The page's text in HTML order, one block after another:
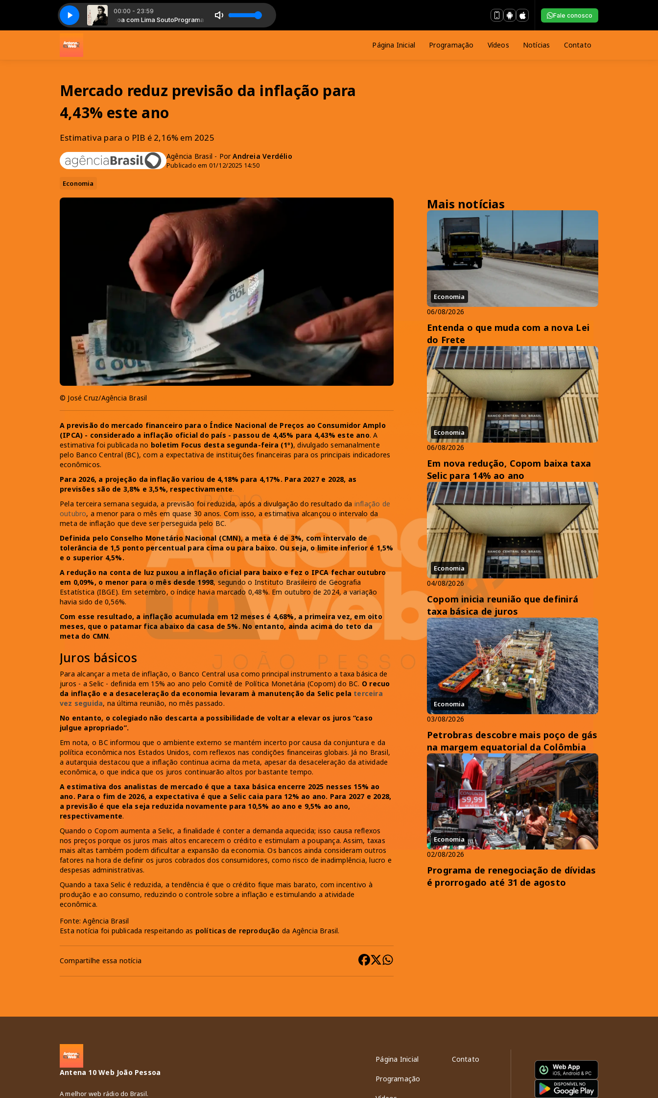
00:00 - 23:59
Antena 10 João Pessoa com Lima SoutoProgramação Antena 10 João Pessoa com Lima Souto
John Mayer - Heartbreak WarfareJohn Mayer - Heartbreak Warfare
Fale conosco
Página Inicial Programação Vídeos Notícias Contato
Mercado reduz previsão da inflação para
4,43% este ano
Estimativa para o PIB é 2,16% em 2025
Agência Brasil - PorAndreia Verdélio
Publicado em 01/12/2025 14:50
Economia
© José Cruz/Agência Brasil
A previsão do mercado financeiro para o Índice Nacional de Preços ao Consumidor Amplo
(IPCA) - considerado a inflação oficial do país - passou de 4,45% para 4,43% este ano. A
estimativa foi publicada no boletim Focus desta segunda-feira (1º), divulgado semanalmente
pelo Banco Central (BC), com a expectativa de instituições financeiras para os principais indicadores
econômicos.
Para 2026, a projeção da inflação variou de 4,18% para 4,17%. Para 2027 e 2028, as
previsões são de 3,8% e 3,5%, respectivamente.
Pela terceira semana seguida, a previsão foi reduzida, após a divulgação do resultado da inflação de
outubro, a menor para o mês em quase 30 anos. Com isso, a estimativa alcançou o intervalo da
meta de inflação que deve ser perseguida pelo BC.
Definida pelo Conselho Monetário Nacional (CMN), a meta é de 3%, com intervalo de
tolerância de 1,5 ponto percentual para cima ou para baixo. Ou seja, o limite inferior é 1,5%
e o superior 4,5%.
A redução na conta de luz puxou a inflação oficial para baixo e fez o IPCA fechar outubro
em 0,09%, o menor para o mês desde 1998, segundo o Instituto Brasileiro de Geografia
Estatística (IBGE). Em setembro, o índice havia marcado 0,48%. Em outubro de 2024, a variação
havia sido de 0,56%.
Com esse resultado, a inflação acumulada em 12 meses é 4,68%, a primeira vez, em oito
meses, que o patamar fica abaixo da casa de 5%. No entanto, ainda acima do teto da
meta do CMN.
Juros básicos
Para alcançar a meta de inflação, o Banco Central usa como principal instrumento a taxa básica de
juros - a Selic - definida em 15% ao ano pelo Comitê de Política Monetária (Copom) do BC. O recuo
da inflação e a desaceleração da economia levaram à manutenção da Selic pela terceira
vez seguida, na última reunião, no mês passado.
No entanto, o colegiado não descarta a possibilidade de voltar a elevar os juros “caso
julgue apropriado”.
Em nota, o BC informou que o ambiente externo se mantém incerto por causa da conjuntura e da
política econômica nos Estados Unidos, com reflexos nas condições financeiras globais. Já no Brasil,
a autarquia destacou que a inflação continua acima da meta, apesar da desaceleração da atividade
econômica, o que indica que os juros continuarão altos por bastante tempo.
A estimativa dos analistas de mercado é que a taxa básica encerre 2025 nesses 15% ao
ano. Para o fim de 2026, a expectativa é que a Selic caia para 12% ao ano. Para 2027 e 2028,
a previsão é que ela seja reduzida novamente para 10,5% ao ano e 9,5% ao ano,
respectivamente.
Quando o Copom aumenta a Selic, a finalidade é conter a demanda aquecida; isso causa reflexos
nos preços porque os juros mais altos encarecem o crédito e estimulam a poupança. Assim, taxas
mais altas também podem dificultar a expansão da economia. Os bancos ainda consideram outros
fatores na hora de definir os juros cobrados dos consumidores, como risco de inadimplência, lucro e
despesas administrativas.
Quando a taxa Selic é reduzida, a tendência é que o crédito fique mais barato, com incentivo à
produção e ao consumo, reduzindo o controle sobre a inflação e estimulando a atividade
econômica.
Fonte: Agência Brasil
Esta notícia foi publicada respeitando as políticas de reprodução da Agência Brasil.
Compartilhe essa notícia
Mais notícias
Economia
06/08/2026
Entenda o que muda com a nova Lei
do Frete
Economia
06/08/2026
Em nova redução, Copom baixa taxa
Selic para 14% ao ano
Economia
04/08/2026
Copom inicia reunião que definirá
taxa básica de juros
Economia
03/08/2026
Petrobras descobre mais poço de gás
na margem equatorial da Colômbia
Economia
02/08/2026
Programa de renegociação de dívidas
é prorrogado até 31 de agosto
Antena 10 Web João Pessoa
A melhor web rádio do Brasil.
Página Inicial
Programação
Contato